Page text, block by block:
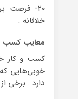
۲۰- فرصت
خلاقانه .
معایب کسب
کسب و کار
خوبی‌هایی
دارد . برخی